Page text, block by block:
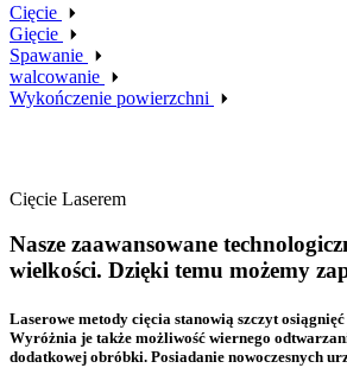
Cięcie
Gięcie
Spawanie
walcowanie
Wykończenie powierzchni
Cięcie Laserem
Nasze zaawansowane
wielkości. Dzięki temu możemy
Laserowe metody cięcia stanowią szczyt
Wyróżnia je także możliwość wiernego
dodatkowej obróbki. Posiadanie nowoczesnych